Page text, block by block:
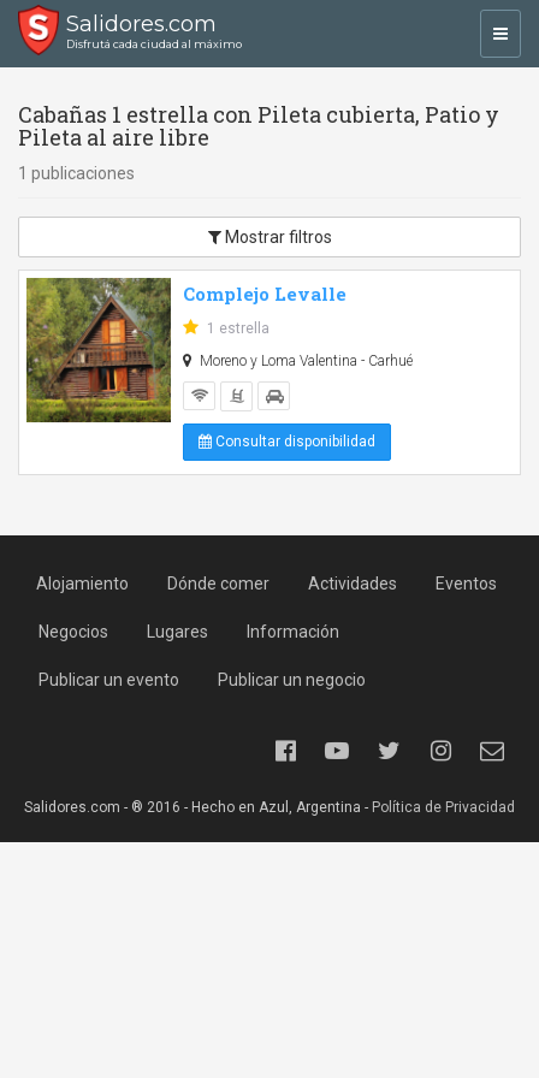
Salidores.com
Disfrutá cada ciudad al máximo
Cabañas 1 estrella con Pileta cubierta, Patio y
Pileta al aire libre
1 publicaciones
Mostrar filtros
Complejo Levalle
1 estrella
Moreno y Loma Valentina - Carhué
Consultar disponibilidad
Alojamiento Dónde comer Actividades Eventos
Negocios Lugares Información
Publicar un evento Publicar un negocio
Salidores.com - ® 2016 - Hecho en Azul, Argentina - Política de Privacidad